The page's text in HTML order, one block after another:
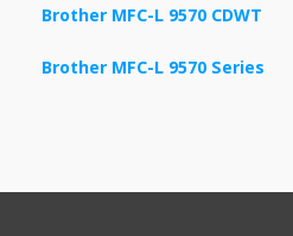
Brother MFC-L 9570 CDWT
Brother MFC-L 9570 Series